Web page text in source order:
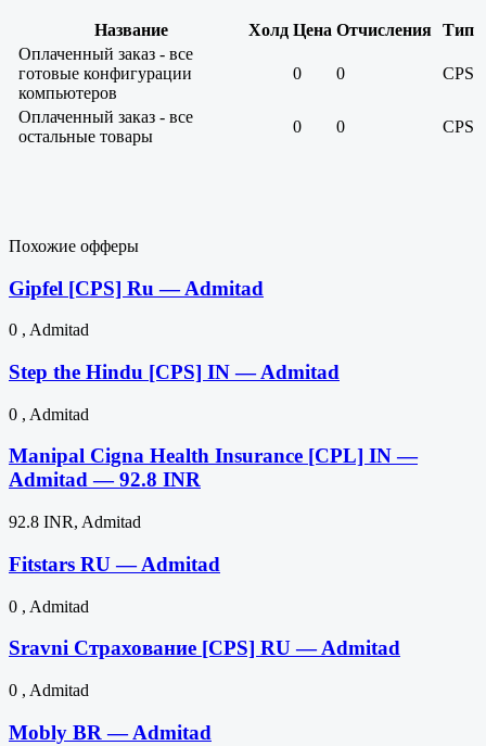
Название Холд Цена Отчисления Тип
Оплаченный заказ - все
готовые конфигурации
компьютеров
0 0 CPS
Оплаченный заказ - все
остальные товары
0 0 CPS
Похожие офферы
Gipfel [CPS] Ru — Admitad
0 , Admitad
Step the Hindu [CPS] IN — Admitad
0 , Admitad
Manipal Cigna Health Insurance [CPL] IN —
Admitad — 92.8 INR
92.8 INR, Admitad
Fitstars RU — Admitad
0 , Admitad
Sravni Страхование [CPS] RU — Admitad
0 , Admitad
Mobly BR — Admitad